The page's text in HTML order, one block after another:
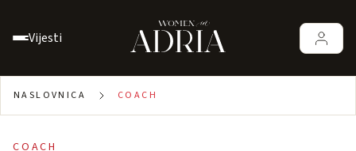
Vijesti
NASLOVNICA COACH
COACH